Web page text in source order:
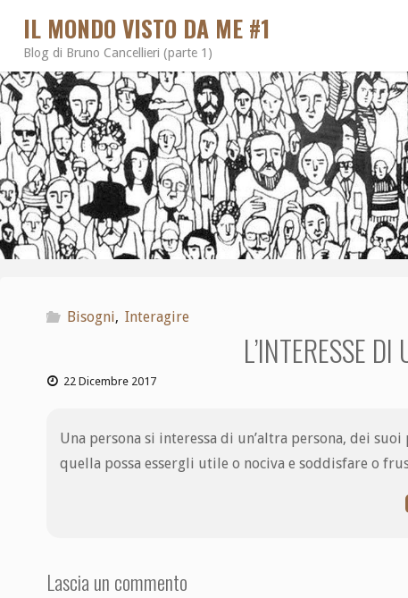
IL MONDO VISTO DA ME #1
Blog di Bruno Cancellieri (parte 1)
Bisogni, Interagire
L’INTERESSE
22 Dicembre 2017
Una persona si interessa di un’altra persona, dei
quella possa essergli utile o nociva e soddisfare o
Lascia un commento